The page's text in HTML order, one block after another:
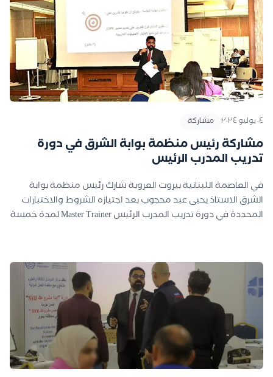
٠٤ يوليو ٢٠٢٤ مشاركة
مشاركة رئيس منظمة بوابة الشرق في دورة
تدريب المدرب الرئيس
في العاصمة اللبنانية بيروت العروبة شارك رئيس منظمة بوابة
الشرق الاستاذ يحيى عبد محجوب بعد اجتيازه الشروط والاختبارات
المحددة في دورة تدريب المدرب الرئيس Master Trainer لمدة خمسة
عشر مدربا رئيسا من دول العراق ولبنان واليمن وفلسطين حيث
شارك خمسة مدربين من العراق ضمن هذه التشكيلة اثنان منهم
من مدينة الموصل وتعد هذه الدرجة Master trainer سفيرا لبرنامج
SIYB ابدأ وحسن مشروعك والمعتمد من منظمة العمل الدولية
حيث ستستمر مدة الاعتماد ستة اشهر بضمنها دورات يقيمها
المدرب الرئيس لمدربي رواد الاعمال واصحاب المشاريع الصغيرة
والمتوسطة على البرنامج. ومن المؤمل ان يحضى رواد الاعمال
والصناعيين واصحاب المشاريع في القطاع الخاص في نينوى خصوصا